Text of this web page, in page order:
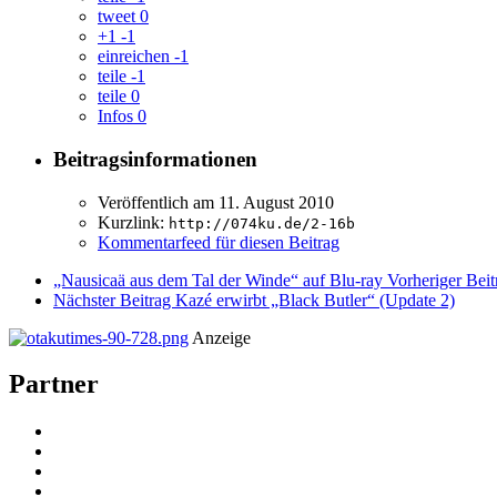
tweet 0
+1 -1
einreichen -1
teile -1
teile 0
Infos 0
Beitragsinformationen
Veröffentlich am 11. August 2010
Kurzlink: http://074ku.de/2-16b
Kommentarfeed für diesen Beitrag
„Nausicaä aus dem Tal der Winde“ auf Blu-ray Vorheriger
Nächster Beitrag Kazé erwirbt „Black Butler“ (Update 2)
Anzeige
Partner